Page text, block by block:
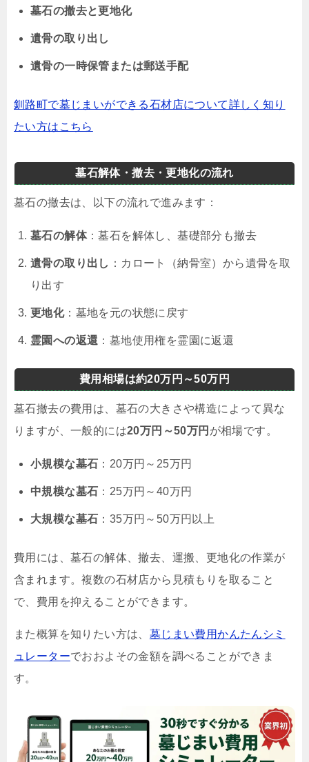
墓石の撤去と更地化
遺骨の取り出し
遺骨の一時保管または郵送手配
釧路町で墓じまいができる石材店について詳しく知り
たい方はこちら
墓石解体・撤去・更地化の流れ
墓石の撤去は、以下の流れで進みます：
墓石の解体：墓石を解体し、基礎部分も撤去
遺骨の取り出し ：カロート（納骨室）から遺骨を取
り出す
更地化：墓地を元の状態に戻す
霊園への返還 ：墓地使用権を霊園に返還
費用相場は約20万円～50万円
墓石撤去の費用は、墓石の大きさや構造によって異な
りますが、一般的には20万円～50万円 が相場です。
小規模な墓石 ：20万円～25万円
中規模な墓石 ：25万円～40万円
大規模な墓石 ：35万円～50万円以上
費用には、墓石の解体、撤去、運搬、更地化の作業が
含まれます。複数の石材店から見積もりを取ること
で、費用を抑えることができます。
また概算を知りたい方は、 墓じまい費用かんたんシミ
ュレーターでおおよその金額を調べることができま
す。